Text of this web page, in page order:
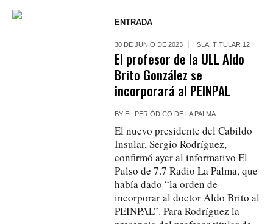
ENTRADA
30 DE JUNIO DE 2023 ISLA ,TITULAR 12
El profesor de la ULL Aldo
Brito González se
incorporará al PEINPAL
BY EL PERIÓDICO DE LA PALMA
El nuevo presidente del Cabildo
Insular, Sergio Rodríguez,
confirmó ayer al informativo El
Pulso de 7.7 Radio La Palma, que
había dado “la orden de
incorporar al doctor Aldo Brito al
PEINPAL”. Para Rodríguez la